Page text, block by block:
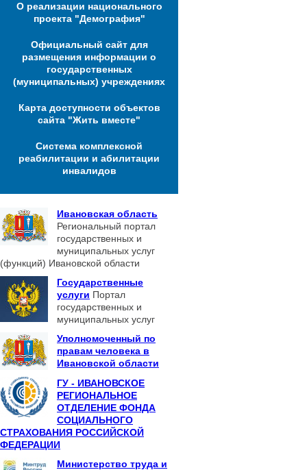
О реализации национального
проекта "Демография"
Официальный сайт для
размещения информации о
государственных
(муниципальных) учреждениях
Карта доступности объектов
сайта "Жить вместе"
Система комплексной
реабилитации и абилитации
инвалидов
Ивановская область
Региональный портал
государственных и
муниципальных услуг
(функций) Ивановской области
Государственные
услуги Портал
государственных и
муниципальных услуг
Уполномоченный по
правам человека в
Ивановской области
ГУ - ИВАНОВСКОЕ
РЕГИОНАЛЬНОЕ
ОТДЕЛЕНИЕ ФОНДА
СОЦИАЛЬНОГО
СТРАХОВАНИЯ РОССИЙСКОЙ
ФЕДЕРАЦИИ
Министерство труда и